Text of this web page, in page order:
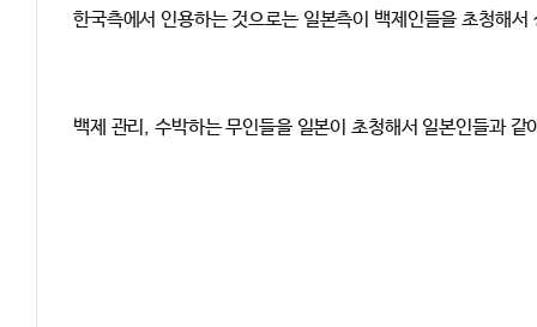
한국측에서 인용하는 것으로는 일본측이 백제인들을 초청해
백제 관리, 수박하는 무인들을 일본이 초청해서 일본인들과